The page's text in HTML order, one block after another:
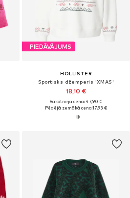
PIEDĀVĀJUMS
HOLLISTER
Sportisks džemperis 'XMAS'
18,10 €
Sākotnējā cena: 47,90 €
Pēdējā zemākā cena:17,93 €